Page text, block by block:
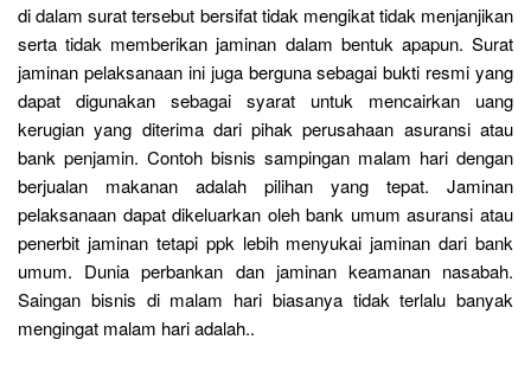
di dalam surat tersebut bersifat tidak mengikat tidak menjanjikan
serta tidak memberikan jaminan dalam bentuk apapun. Surat
jaminan pelaksanaan ini juga berguna sebagai bukti resmi yang
dapat digunakan sebagai syarat untuk mencairkan uang
kerugian yang diterima dari pihak perusahaan asuransi atau
bank penjamin. Contoh bisnis sampingan malam hari dengan
berjualan makanan adalah pilihan yang tepat. Jaminan
pelaksanaan dapat dikeluarkan oleh bank umum asuransi atau
penerbit jaminan tetapi ppk lebih menyukai jaminan dari bank
umum. Dunia perbankan dan jaminan keamanan nasabah.
Saingan bisnis di malam hari biasanya tidak terlalu banyak
mengingat malam hari adalah..